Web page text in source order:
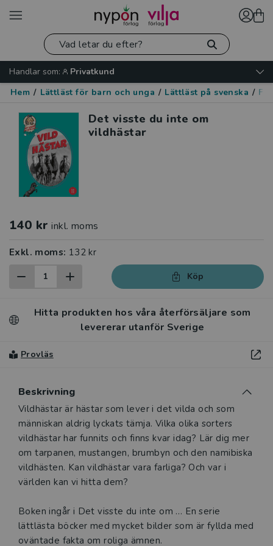
Handlar som:
Privatkund
Hem / Lättläst för barn och unga / Lättläst på svenska /
Det visste du inte om
vildhästar
140 kr inkl. moms
Exkl. moms: 132 kr
Köp
Hitta produkten hos våra återförsäljare som
levererar utanför Sverige
Provläs
Beskrivning
Vildhästar är hästar som lever i det vilda och som
människan aldrig lyckats tämja. Vilka olika sorters
vildhästar har funnits och finns kvar idag? Lär dig mer
om tarpanen, mustangen, brumbyn och den namibiska
vildhästen. Kan vildhästar vara farliga? Och var i
världen kan vi hitta dem?
Boken ingår i Det visste du inte om … En serie
lättlästa böcker med mycket bilder som är fyllda med
oväntade fakta om roliga ämnen.